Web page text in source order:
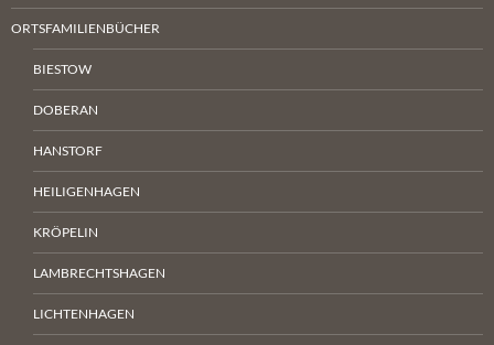
ORTSFAMILIENBÜCHER
BIESTOW
DOBERAN
HANSTORF
HEILIGENHAGEN
KRÖPELIN
LAMBRECHTSHAGEN
LICHTENHAGEN